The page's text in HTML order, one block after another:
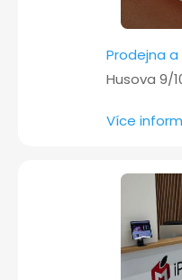
Prodejna a
Husova 9/
Více